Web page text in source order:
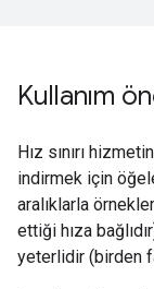
Kullanım
Hız sınırı
indirmek için
aralıklarla
ettiği hıza
yeterlidir (birden